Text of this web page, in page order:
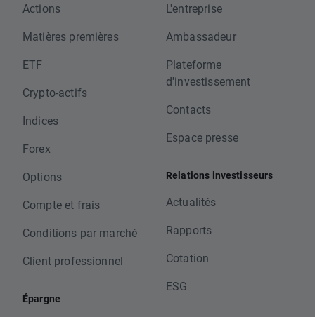
Actions
Matières premières
ETF
Crypto-actifs
Indices
Forex
Options
Compte et frais
Conditions par marché
Client professionnel
Épargne
L'entreprise
Ambassadeur
Plateforme
d'investissement
Contacts
Espace presse
Relations investisseurs
Actualités
Rapports
Cotation
ESG